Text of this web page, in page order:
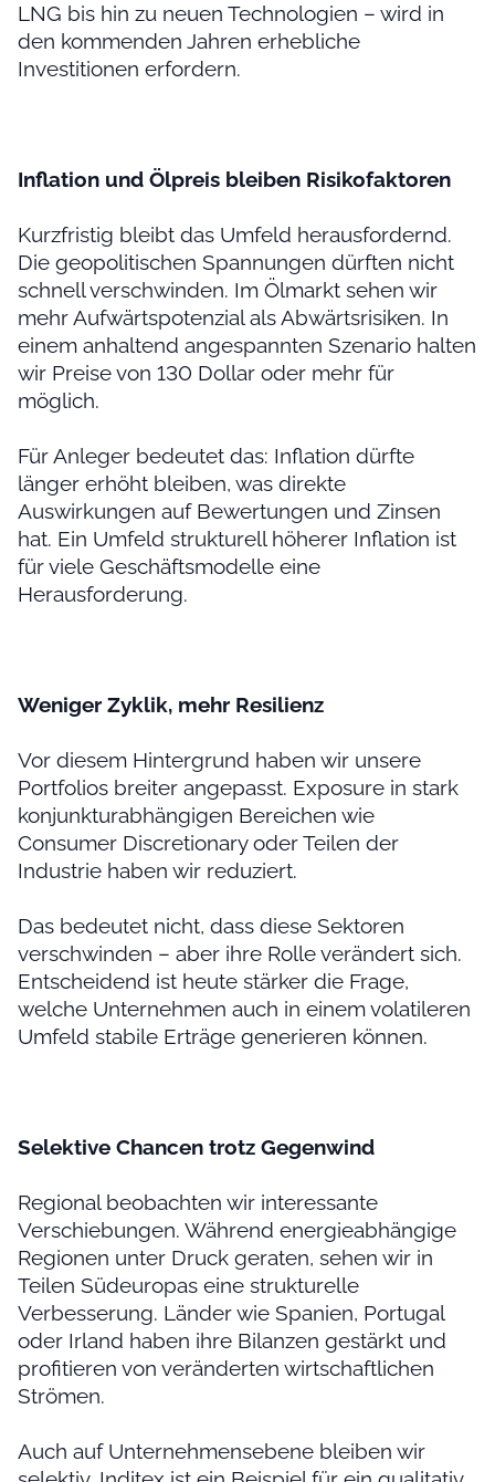
LNG bis hin zu neuen Technologien – wird in
den kommenden Jahren erhebliche
Investitionen erfordern.
Inflation und Ölpreis bleiben Risikofaktoren
Kurzfristig bleibt das Umfeld herausfordernd.
Die geopolitischen Spannungen dürften nicht
schnell verschwinden. Im Ölmarkt sehen wir
mehr Aufwärtspotenzial als Abwärtsrisiken. In
einem anhaltend angespannten Szenario halten
wir Preise von 130 Dollar oder mehr für
möglich.
Für Anleger bedeutet das: Inflation dürfte
länger erhöht bleiben, was direkte
Auswirkungen auf Bewertungen und Zinsen
hat. Ein Umfeld strukturell höherer Inflation ist
für viele Geschäftsmodelle eine
Herausforderung.
Weniger Zyklik, mehr Resilienz
Vor diesem Hintergrund haben wir unsere
Portfolios breiter angepasst. Exposure in stark
konjunkturabhängigen Bereichen wie
Consumer Discretionary oder Teilen der
Industrie haben wir reduziert.
Das bedeutet nicht, dass diese Sektoren
verschwinden – aber ihre Rolle verändert sich.
Entscheidend ist heute stärker die Frage,
welche Unternehmen auch in einem volatileren
Umfeld stabile Erträge generieren können.
Selektive Chancen trotz Gegenwind
Regional beobachten wir interessante
Verschiebungen. Während energieabhängige
Regionen unter Druck geraten, sehen wir in
Teilen Südeuropas eine strukturelle
Verbesserung. Länder wie Spanien, Portugal
oder Irland haben ihre Bilanzen gestärkt und
profitieren von veränderten wirtschaftlichen
Strömen.
Auch auf Unternehmensebene bleiben wir